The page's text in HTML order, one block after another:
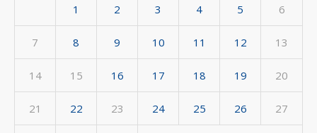
1 2 3 4 5 6
7 8 9 10 11 12 13
14 15 16 17 18 19 20
21 22 23 24 25 26 27